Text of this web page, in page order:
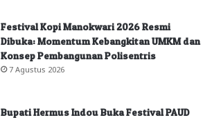
Festival Kopi Manokwari 2026 Resmi
Dibuka: Momentum Kebangkitan UMKM dan
Konsep Pembangunan Polisentris
7 Agustus 2026
Bupati Hermus Indou Buka Festival PAUD